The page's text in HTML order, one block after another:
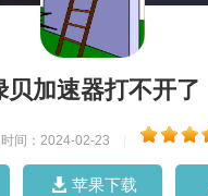
贝加速器打不开了
时间：2024-02-23
苹果下载